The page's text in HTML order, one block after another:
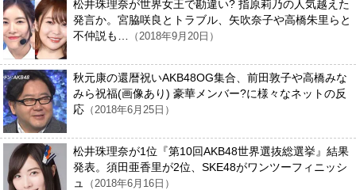
松井珠理奈が世界女王で勘違い? 指原莉乃の人気越えた
発言か。宮脇咲良とトラブル、矢吹奈子や高橋朱里らと
不仲説も…
（2018年9月20日）
秋元康の還暦祝いAKB48OG集合、前田敦子や高橋みな
みら祝福(画像あり) 豪華メンバー?に様々なネットの反
応 （2018年6月25日）
松井珠理奈が1位『第10回AKB48世界選抜総選挙』結果
発表。須田亜香里が2位、SKE48がワンツーフィニッシ
ュ
（2018年6月16日）